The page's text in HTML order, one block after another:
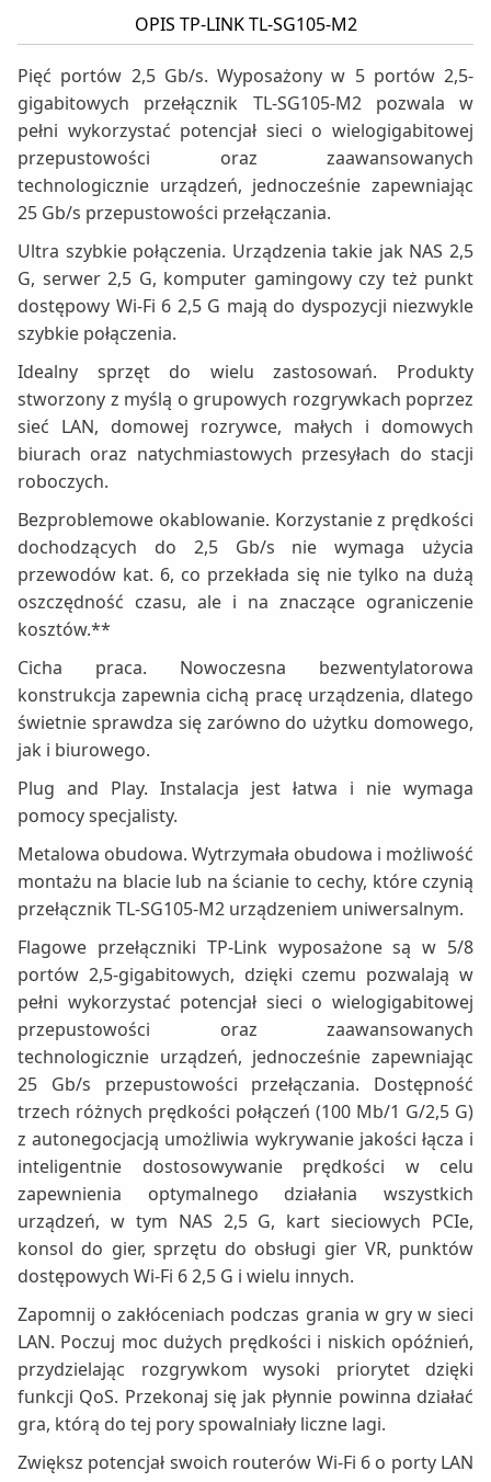
OPIS TP-LINK TL-SG105-M2
Pięć portów 2,5 Gb/s. Wyposażony w 5 portów 2,5-
gigabitowych przełącznik TL-SG105-M2 pozwala w
pełni wykorzystać potencjał sieci o wielogigabitowej
przepustowości oraz zaawansowanych
technologicznie urządzeń, jednocześnie zapewniając
25 Gb/s przepustowości przełączania.
Ultra szybkie połączenia. Urządzenia takie jak NAS 2,5
G, serwer 2,5 G, komputer gamingowy czy też punkt
dostępowy Wi-Fi 6 2,5 G mają do dyspozycji niezwykle
szybkie połączenia.
Idealny sprzęt do wielu zastosowań. Produkty
stworzony z myślą o grupowych rozgrywkach poprzez
sieć LAN, domowej rozrywce, małych i domowych
biurach oraz natychmiastowych przesyłach do stacji
roboczych.
Bezproblemowe okablowanie. Korzystanie z prędkości
dochodzących do 2,5 Gb/s nie wymaga użycia
przewodów kat. 6, co przekłada się nie tylko na dużą
oszczędność czasu, ale i na znaczące ograniczenie
kosztów.**
Cicha praca. Nowoczesna bezwentylatorowa
konstrukcja zapewnia cichą pracę urządzenia, dlatego
świetnie sprawdza się zarówno do użytku domowego,
jak i biurowego.
Plug and Play. Instalacja jest łatwa i nie wymaga
pomocy specjalisty.
Metalowa obudowa. Wytrzymała obudowa i możliwość
montażu na blacie lub na ścianie to cechy, które czynią
przełącznik TL-SG105-M2 urządzeniem uniwersalnym.
Flagowe przełączniki TP-Link wyposażone są w 5/8
portów 2,5-gigabitowych, dzięki czemu pozwalają w
pełni wykorzystać potencjał sieci o wielogigabitowej
przepustowości oraz zaawansowanych
technologicznie urządzeń, jednocześnie zapewniając
25 Gb/s przepustowości przełączania. Dostępność
trzech różnych prędkości połączeń (100 Mb/1 G/2,5 G)
z autonegocjacją umożliwia wykrywanie jakości łącza i
inteligentnie dostosowywanie prędkości w celu
zapewnienia optymalnego działania wszystkich
urządzeń, w tym NAS 2,5 G, kart sieciowych PCIe,
konsol do gier, sprzętu do obsługi gier VR, punktów
dostępowych Wi-Fi 6 2,5 G i wielu innych.
Zapomnij o zakłóceniach podczas grania w gry w sieci
LAN. Poczuj moc dużych prędkości i niskich opóźnień,
przydzielając rozgrywkom wysoki priorytet dzięki
funkcji QoS. Przekonaj się jak płynnie powinna działać
gra, którą do tej pory spowalniały liczne lagi.
Zwiększ potencjał swoich routerów Wi-Fi 6 o porty LAN